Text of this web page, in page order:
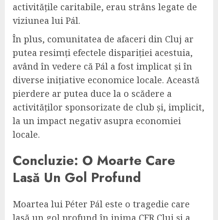
activitățile caritabile, erau strâns legate de
viziunea lui Pál.
În plus, comunitatea de afaceri din Cluj ar
putea resimți efectele dispariției acestuia,
având în vedere că Pál a fost implicat și în
diverse inițiative economice locale. Această
pierdere ar putea duce la o scădere a
activităților sponsorizate de club și, implicit,
la un impact negativ asupra economiei
locale.
Concluzie: O Moarte Care
Lasă Un Gol Profund
Moartea lui Péter Pál este o tragedie care
lasă un gol profund în inima CFR Cluj și a